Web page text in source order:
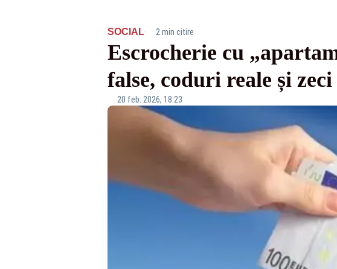
SOCIAL· 2 min citire
Escrocherie cu
false, coduri reale și
20 feb. 2026, 18:23